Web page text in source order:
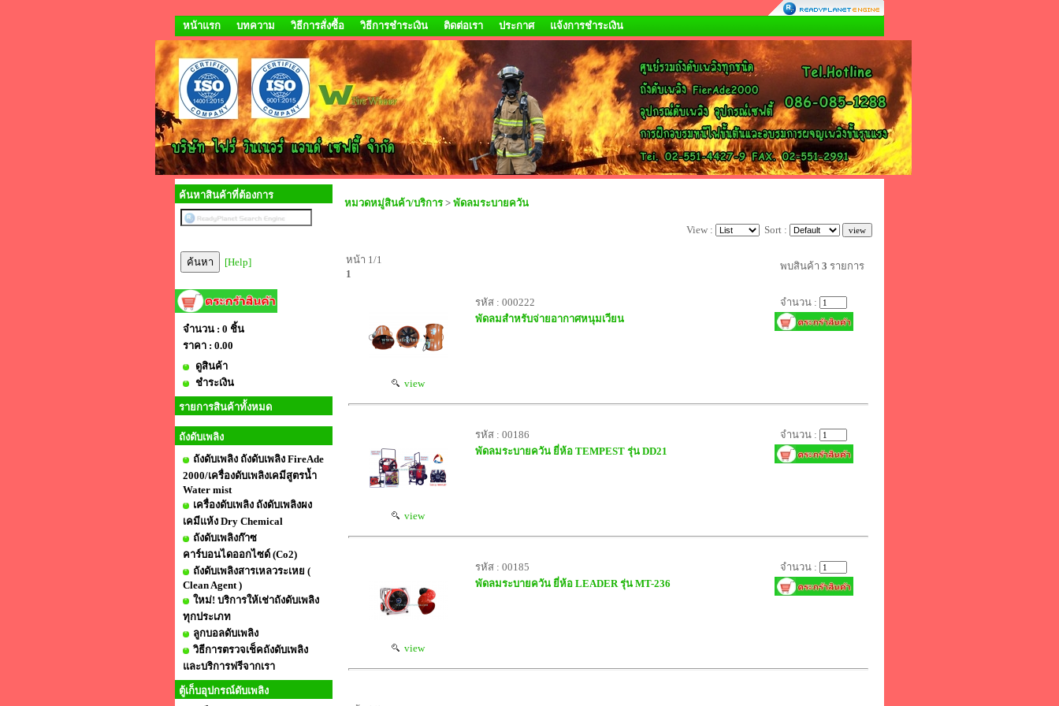
หน้าแรก บทความ วิธีการสั่งซื้อ วิธีการชำระเงิน ติดต่อเรา ประกาศ แจ้งการชำระเงิน
ค้นหาสินค้าที่ต้องการ
[Help]
จำนวน : 0 ชิ้น
ราคา : 0.00
ดูสินค้า
ชำระเงิน
รายการสินค้าทั้งหมด
ถังดับเพลิง
ถังดับเพลิง ถังดับเพลิง FireAde
2000/เครื่องดับเพลิงเคมีสูตรน้ำ
Water mist
เครื่องดับเพลิง ถังดับเพลิงผง
เคมีแห้ง Dry Chemical
ถังดับเพลิงก๊าซ
คาร์บอนไดออกไซด์ (Co2)
ถังดับเพลิงสารเหลวระเหย (
Clean Agent )
ใหม่! บริการให้เช่าถังดับเพลิง
ทุกประเภท
ลูกบอลดับเพลิง
วิธีการตรวจเช็คถังดับเพลิง
และบริการฟรีจากเรา
ตู้เก็บอุปกรณ์ดับเพลิง
หมวดหมู่สินค้า/บริการ > พัดลมระบายควัน
View : Sort :
หน้า 1/1
1
พบสินค้า 3 รายการ
view
รหัส : 000222
พัดลมสำหรับจ่ายอากาศหนุมเวียน
จำนวน :
view
รหัส : 00186
พัดลมระบายควัน ยี่ห้อ TEMPEST รุ่น DD21
จำนวน :
view
รหัส : 00185
พัดลมระบายควัน ยี่ห้อ LEADER รุ่น MT-236
จำนวน :